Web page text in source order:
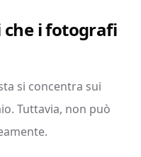
i fotografi
si concentra sui
Tuttavia, non può